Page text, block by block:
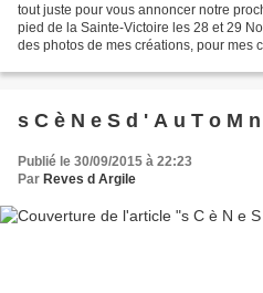
tout juste pour vous annoncer notre
pied de la Sainte-Victoire les 28 et 29
des photos de mes créations, pour mes
s C è N e S d ' A u T o
Publié le 30/09/2015 à 22:23
Par Reves d Argile